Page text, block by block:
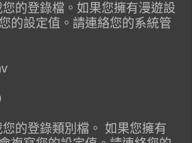
的登錄檔。如果您擁有漫遊設
的設定值。請連絡您的系統管
的登錄類別檔。 如果您擁有